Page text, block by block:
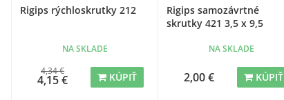
Rigips rýchloskrutky 212
NA SKLADE
4,34 €
4,15 € KÚPIŤ
Rigips samozávrtné
skrutky 421 3,5 x 9,5
NA SKLADE
2,00 € KÚPIŤ